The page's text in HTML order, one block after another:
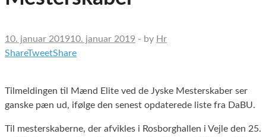
10. januar 201910. januar 2019 - by Hr
ShareTweetShare
Tilmeldingen til Mænd Elite ved de Jyske Mesterskaber ser
ganske pæn ud, ifølge den senest opdaterede liste fra DaBU.
Til mesterskaberne, der afvikles i Rosborghallen i Vejle den 25.